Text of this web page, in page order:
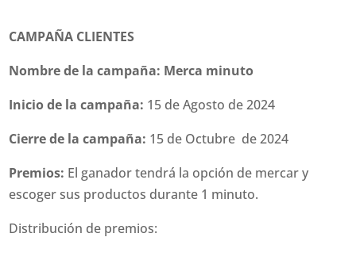
CAMPAÑA CLIENTES
Nombre de la campaña: Merca minuto
Inicio de la campaña: 15 de Agosto de 2024
Cierre de la campaña: 15 de Octubre de 2024
Premios: El ganador tendrá la opción de mercar y
escoger sus productos durante 1 minuto.
Distribución de premios: